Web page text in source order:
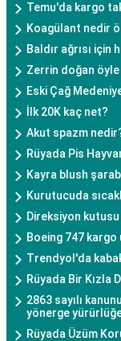
Temu'da kargo
Koagülant nedir
Baldır ağrısı için
Zerrin doğan öyle
Eski Çağ
İlk 20K kaç net?
Akut spazm
Rüyada Pis
Kayra blush
Kurutucuda
Direksiyon
Boeing 747 kargo
Trendyol'da
Rüyada Bir Kızla
2863 sayılı
yönerge
Rüyada Üzüm